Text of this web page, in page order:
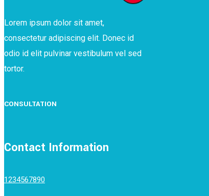
Lorem ipsum dolor sit amet,
consectetur adipiscing elit. Donec id
odio id elit pulvinar vestibulum vel sed
tortor.
CONSULTATION
Contact Information
1234567890